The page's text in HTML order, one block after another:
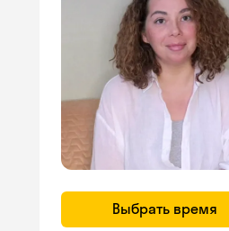
Выбрать время